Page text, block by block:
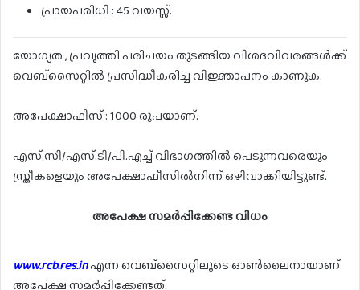
പ്രായപരിധി : 45 വയസ്സ്.
യോഗ്യത , പ്രവൃത്തി പരിചയം തുടങ്ങിയ വിശദവിവരങ്ങൾക്ക്
വെബ്സൈറ്റിൽ പ്രസിദ്ധീകരിച്ച വിജ്ഞാപനം കാണുക.
അപേക്ഷാഫീസ് : 1000 രൂപയാണ്.
എസ്.സി/എസ്.ടി/പി.എച്ച് വിഭാഗത്തിൽ പെടുന്നവരെയും
സ്ത്രീകളെയും അപേക്ഷാഫീസിൽനിന്ന് ഒഴിവാക്കിയിട്ടുണ്ട്.
അപേക്ഷ സമർപ്പിക്കേണ്ട വിധം
www.rcb.res.inഎന്ന വെബ്സൈറ്റിലൂടെ ഓൺലൈനായാണ്
അപേക്ഷ സമർപ്പിക്കേണ്ടത്.